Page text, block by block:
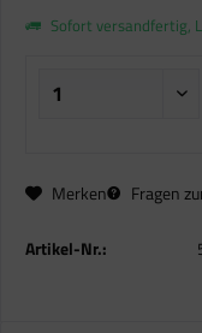
Sofort versandfertig,
Merken Fragen
Artikel-Nr.: